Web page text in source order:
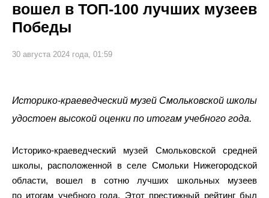
вошел в ТОП-100 лучших музеев
Победы
30 августа 2024 года, 01:59
Историко-краеведческий музей Смольковской школы
удостоен высокой оценки по итогам учебного года.
Историко-краеведческий музей Смольковской средней
школы, расположенной в селе Смольки Нижегородской
области, вошел в сотню лучших школьных музеев
по итогам учебного года. Этот престижный рейтинг был